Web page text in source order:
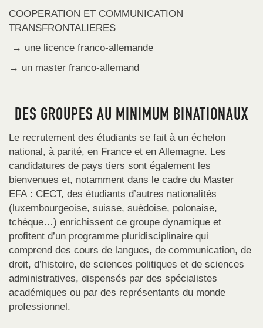
COOPERATION ET COMMUNICATION
TRANSFRONTALIERES
→ une licence franco-allemande
→ un master franco-allemand
DES GROUPES AU MINIMUM BINATIONAUX
Le recrutement des étudiants se fait à un échelon
national, à parité, en France et en Allemagne. Les
candidatures de pays tiers sont également les
bienvenues et, notamment dans le cadre du Master
EFA : CECT, des étudiants d’autres nationalités
(luxembourgeoise, suisse, suédoise, polonaise,
tchèque…) enrichissent ce groupe dynamique et
profitent d’un programme pluridisciplinaire qui
comprend des cours de langues, de communication, de
droit, d’histoire, de sciences politiques et de sciences
administratives, dispensés par des spécialistes
académiques ou par des représentants du monde
professionnel.